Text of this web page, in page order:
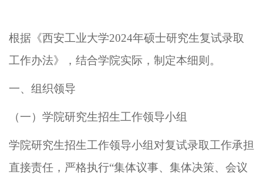
根据《西安工业大学2024年硕士研究生复试录取
工作办法》，结合学院实际，制定本细则 。
一、 组织领导
（一）学院研究生招生工作领导小组
学院研究生招生工作领导小组 对复试录取工作承担
直接责任，严格执行“集体议事、集体决策、会议